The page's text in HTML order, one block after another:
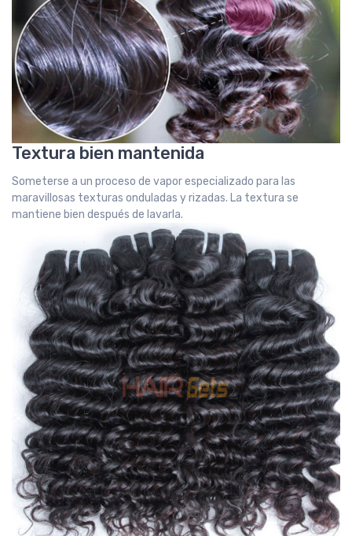
Textura bien mantenida
Someterse a un proceso de vapor especializado para las
maravillosas texturas onduladas y rizadas. La textura se
mantiene bien después de lavarla.